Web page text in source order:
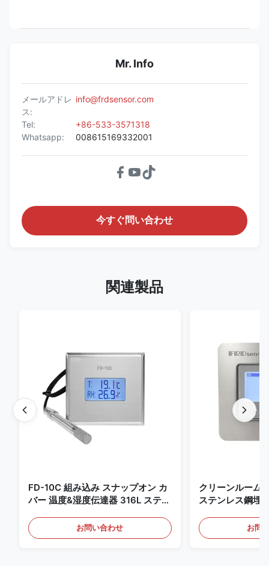
Mr. Info
メールアドレ
ス:
info@frdsensor.com
Tel:
+86-533-3571318
Whatsapp:
008615169332001
今すぐ問い合わせ
関連製品
FD-10C 組み込み スナップオン カ
バー 温度&湿度伝達器 316L ステン
お問い合わせ
クリーンルーム
ステンレス鋼埋
知用
お問